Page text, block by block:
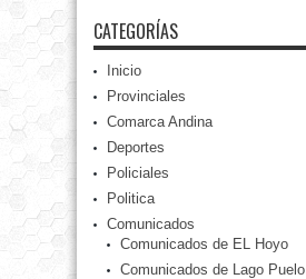
CATEGORÍAS
Inicio
Provinciales
Comarca Andina
Deportes
Policiales
Politica
Comunicados
Comunicados de EL Hoyo
Comunicados de Lago Puelo